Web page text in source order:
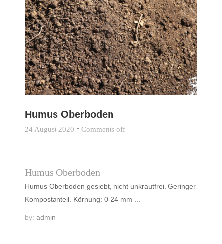
Humus Oberboden
24 August 2020 Comments off
Humus Oberboden
Humus Oberboden gesiebt, nicht unkrautfrei. Geringer
Kompostanteil. Körnung: 0-24 mm ...
by: admin